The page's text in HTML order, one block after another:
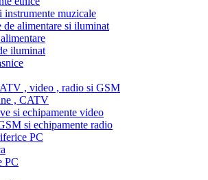
instrumente muzicale
de alimentare si iluminat
iluminat
, video , radio si GSM
, CATV
si echipamente video
si echipamente radio
PC
PC